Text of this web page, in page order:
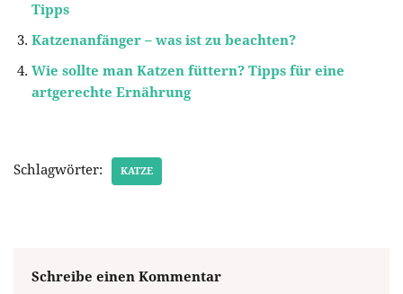
Tipps
Katzenanfänger – was ist zu beachten?
Wie sollte man Katzen füttern? Tipps für eine
artgerechte Ernährung
Schlagwörter: KATZE
Schreibe einen Kommentar